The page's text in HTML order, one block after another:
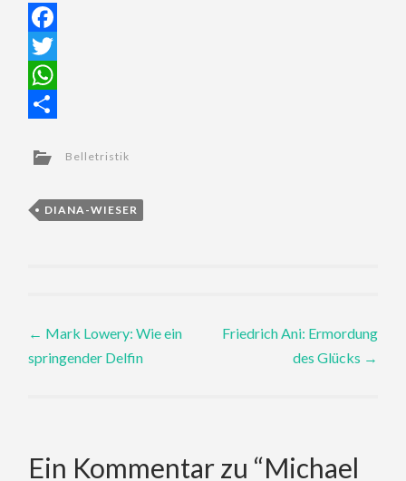
Facebook
Twitter
WhatsApp
Belletristik
DIANA-WIESER
Post
navigation
← Mark Lowery: Wie ein
springender Delfin
Friedrich Ani: Ermordung
des Glücks →
Ein Kommentar zu “Michael